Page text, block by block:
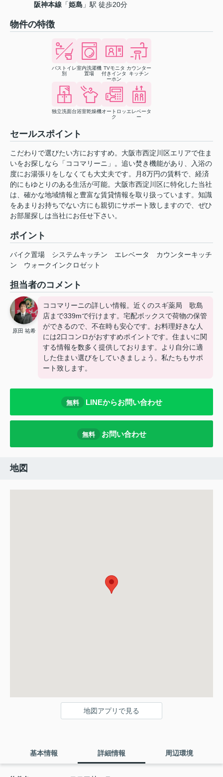
阪神本線 「姫島 」駅 徒歩20分
物件の特徴
バストイレ
別
室内洗濯機
置場
TVモニタ
付きインタ
ーホン
カウンター
キッチン
独立洗面台浴室乾燥機オートロッ
ク
エレベータ
ー
セールスポイント
こだわりで選びたい方におすすめ。大阪市西淀川区エリアで住ま
いをお探しなら「ココマリーニ」。追い焚き機能があり、入浴の
度にお湯張りをしなくても大丈夫です。月8万円の賃料で、経済
的にもゆとりのある生活が可能。大阪市西淀川区に特化した当社
は、確かな地域情報と豊富な賃貸情報を取り扱っています。知識
をあまりお持ちでない方にも親切にサポート致しますので、ぜひ
お部屋探しは当社にお任せ下さい。
ポイント
バイク置場 システムキッチン エレベータ
カウンターキッチ
ン
ウォークインクロゼット
担当者のコメント
原田 祐希
ココマリーニの詳しい情報。近くのスギ薬局 歌島
店まで339mで行けます。宅配ボックスで荷物の保管
ができるので、不在時も安心です。お料理好きな人
には2口コンロがおすすめポイントです。住まいに関
する情報を数多く提供しております。より自分に適
した住まい選びをしていきましょう。私たちもサポ
ート致します。
無料 LINEからお問い合わせ
無料 お問い合わせ
地図
地図アプリで見る
基本情報 詳細情報 周辺環境